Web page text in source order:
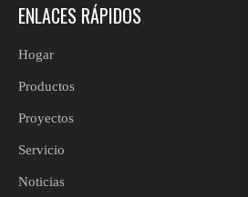
ENLACES RÁPIDOS
Hogar
Productos
Proyectos
Servicio
Noticias